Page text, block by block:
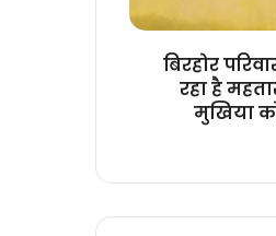
है
मुखिया
बिरहोर
रहा है
मुखिया